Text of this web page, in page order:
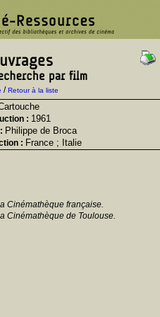
/Retour à la liste
: 1961
Philippe de Broca
: France ; Italie
Cinémathèque française.
Cinémathèque de Toulouse.